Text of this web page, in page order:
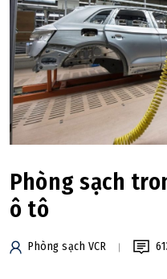
Phòng sạch
ô tô
Phòng sạch VCR